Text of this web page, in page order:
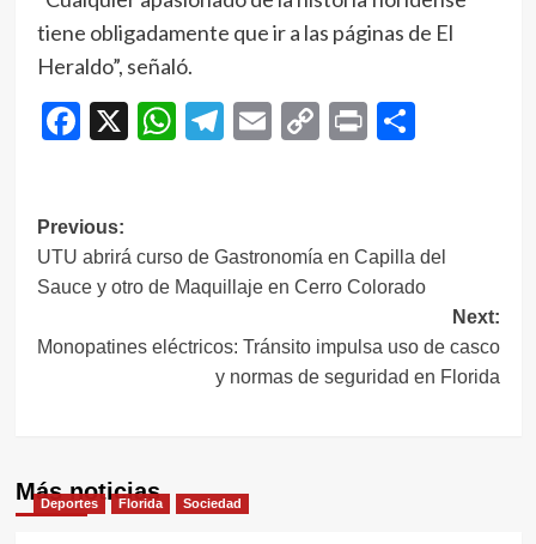
tiene obligadamente que ir a las páginas de El
Heraldo”, señaló.
Facebook
X WhatsApp
Telegram
EmailCopy
Print
Navegación
de
entradas
Previous:
UTU abrirá curso de Gastronomía en Capilla del
Sauce y otro de Maquillaje en Cerro Colorado
Next:
Monopatines eléctricos: Tránsito impulsa uso de casco
y normas de seguridad en Florida
Más noticias
Deportes Florida Sociedad